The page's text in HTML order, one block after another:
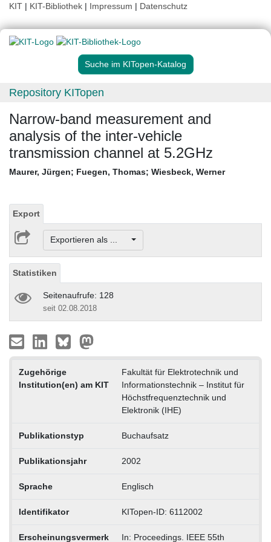
KIT | KIT-Bibliothek | Impressum | Datenschutz
Suche im KITopen-Katalog
Repository KITopen
Narrow-band measurement and
analysis of the inter-vehicle
transmission channel at 5.2GHz
Maurer, Jürgen; Fuegen, Thomas; Wiesbeck, Werner
Export
Exportieren als ...
Statistiken
Seitenaufrufe: 128
seit 02.08.2018
Zugehörige
Institution(en) am KIT
Fakultät für Elektrotechnik und
Informationstechnik – Institut für
Höchstfrequenztechnik und
Elektronik (IHE)
Publikationstyp Buchaufsatz
Publikationsjahr 2002
Sprache Englisch
Identifikator KITopen-ID: 6112002
Erscheinungsvermerk In: Proceedings. IEEE 55th